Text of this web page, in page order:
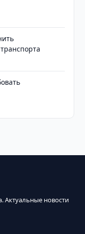
Актуальные новости